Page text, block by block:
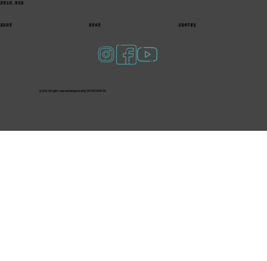
深层水润，焕亮新
退款政策 联系信息 运输相关事宜
© 2025. All rights reserved and powered by OXY RESOURCES.